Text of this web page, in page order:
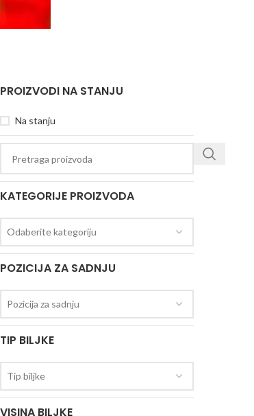
PROIZVODI NA STANJU
Na stanju
KATEGORIJE PROIZVODA
Odaberite kategoriju
POZICIJA ZA SADNJU
Pozicija za sadnju
TIP BILJKE
Tip biljke
VISINA BILJKE